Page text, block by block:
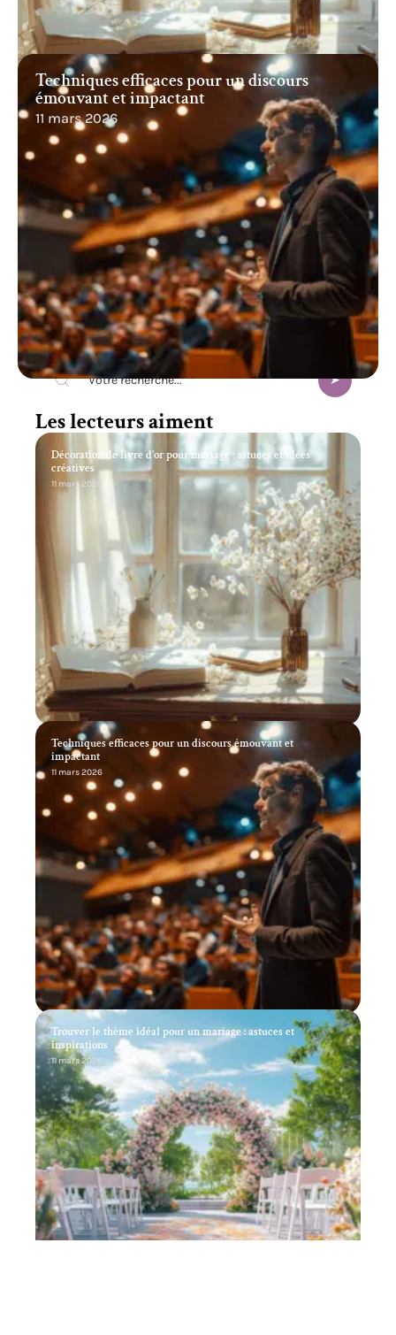
Techniques efficaces pour un discours
émouvant et impactant
11 mars 2026
Recherche
Les lecteurs aiment
Décoration de livre d’or pour mariage : astuces et idées
créatives
11 mars 2026
Techniques efficaces pour un discours émouvant et
impactant
11 mars 2026
Trouver le thème idéal pour un mariage : astuces et
inspirations
11 mars 2026